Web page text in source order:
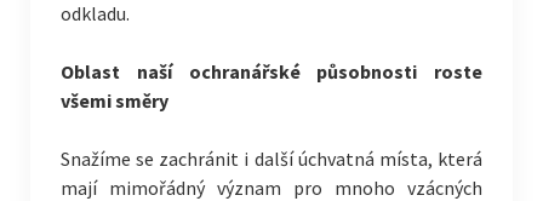
odkladu.
Oblast naší ochranářské působnosti roste
všemi směry
Snažíme se zachránit i další úchvatná místa, která
mají mimořádný význam pro mnoho vzácných